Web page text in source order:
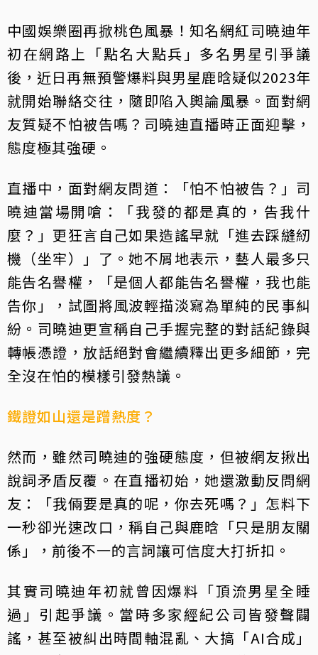
中國娛樂圈再掀桃色風暴！知名網紅司曉迪年
初在網路上「點名大點兵」多名男星引爭議
後，近日再無預警爆料與男星鹿晗疑似2023年
就開始聯絡交往，隨即陷入輿論風暴。面對網
友質疑不怕被告嗎？司曉迪直播時正面迎擊，
態度極其強硬。
直播中，面對網友問道：「怕不怕被告？」司
曉迪當場開嗆：「我發的都是真的，告我什
麼？」更狂言自己如果造謠早就「進去踩縫紉
機（坐牢）」了。她不屑地表示，藝人最多只
能告名譽權，「是個人都能告名譽權，我也能
告你」，試圖將風波輕描淡寫為單純的民事糾
紛。司曉迪更宣稱自己手握完整的對話紀錄與
轉帳憑證，放話絕對會繼續釋出更多細節，完
全沒在怕的模樣引發熱議。
鐵證如山還是蹭熱度？
然而，雖然司曉迪的強硬態度，但被網友揪出
說詞矛盾反覆。在直播初始，她還激動反問網
友：「我倆要是真的呢，你去死嗎？」怎料下
一秒卻光速改口，稱自己與鹿晗「只是朋友關
係」，前後不一的言詞讓可信度大打折扣。
其實司曉迪年初就曾因爆料「頂流男星全睡
過」引起爭議。當時多家經紀公司皆發聲闢
謠，甚至被糾出時間軸混亂、大搞「AI合成」